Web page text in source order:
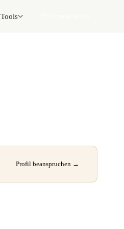
Tools
Profil beanspruchen →